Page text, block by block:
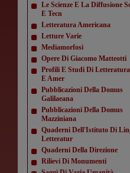
Le Scienze E La Diffusione
E Tecn
Letteratura Americana
Letture Varie
Mediamorfosi
Opere Di Giacomo Matteotti
Profili E Studi Di
E Amer
Pubblicazioni Della Domus
Galilaeana
Pubblicazioni Della Domus
Mazziniana
Quaderni Dell'Istituto Di
Letteratur
Quaderni Della Direzione
Rilievi Di Monumenti